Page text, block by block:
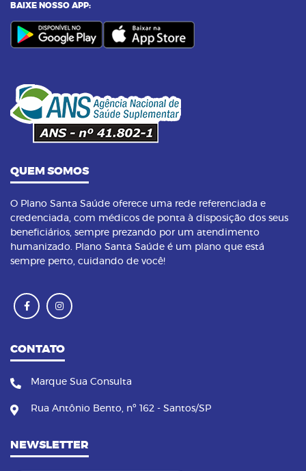
07 23/09/2023 as 14:00h
Yoga: conheça 6 benefícios dessa prática
08
benefícios dessa prática
BAIXE NOSSO APP:
QUEM SOMOS
O Plano Santa Saúde oferece uma rede referenciada e
credenciada, com médicos de ponta à disposição dos seus
beneficiários, sempre prezando por um atendimento
humanizado. Plano Santa Saúde é um plano que está
sempre perto, cuidando de você!
CONTATO
Marque Sua Consulta
Rua Antônio Bento, nº 162 - Santos/SP
NEWSLETTER